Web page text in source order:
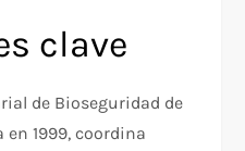
clave
de Bioseguridad de
en 1999, coordina